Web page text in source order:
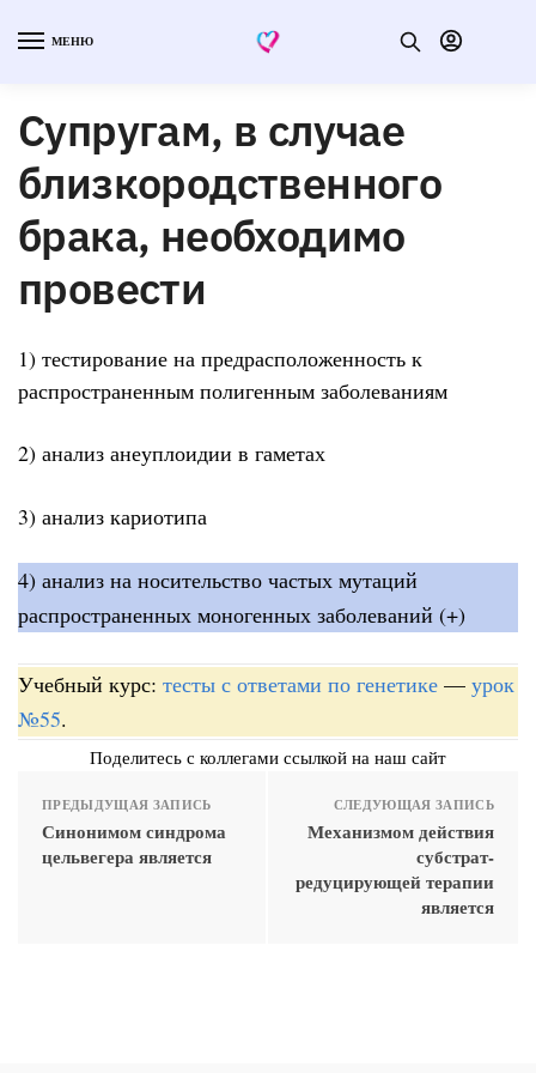
МЕНЮ
Супругам, в случае
близкородственного
брака, необходимо
провести
1) тестирование на предрасположенность к
распространенным полигенным заболеваниям
2) анализ анеуплоидии в гаметах
3) анализ кариотипа
4) анализ на носительство частых мутаций
распространенных моногенных заболеваний (+)
Учебный курс: тесты с ответами по генетике — урок
№55.
Поделитесь с коллегами ссылкой на наш сайт
ПРЕДЫДУЩАЯ ЗАПИСЬ
Синонимом синдрома
цельвегера является
СЛЕДУЮЩАЯ ЗАПИСЬ
Механизмом действия
субстрат-
редуцирующей терапии
является